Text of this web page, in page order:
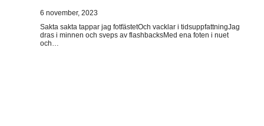
6 november, 2023
Sakta sakta tappar jag fotfästetOch vacklar i tidsuppfattningJag
dras i minnen och sveps av flashbacksMed ena foten i nuet
och…